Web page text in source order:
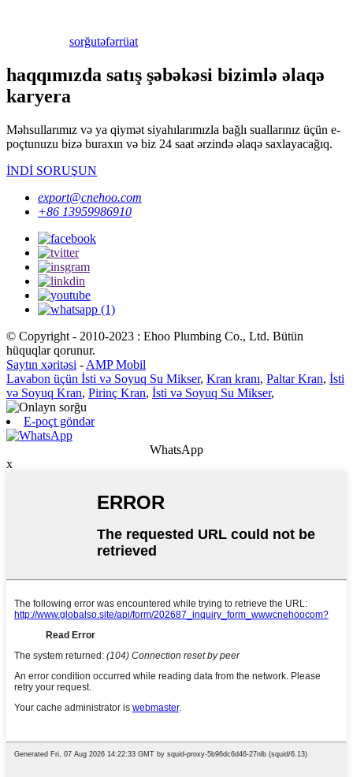
sorğutəfərrüat
haqqımızda satış şəbəkəsi bizimlə əlaqə
karyera
Məhsullarımız və ya qiymət siyahılarımızla bağlı suallarınız üçün e-
poçtunuzu bizə buraxın və biz 24 saat ərzində əlaqə saxlayacağıq.
İNDİ SORUŞUN
export@cnehoo.com
+86 13959986910
© Copyright - 2010-2023 : Ehoo Plumbing Co., Ltd. Bütün
hüquqlar qorunur.
Saytın xəritəsi - AMP Mobil
Lavabon üçün İsti və Soyuq Su Mikser, Kran kranı, Paltar Kran, İsti
və Soyuq Kran, Pirinç Kran, İsti və Soyuq Su Mikser,
E-poçt göndər
WhatsApp
x